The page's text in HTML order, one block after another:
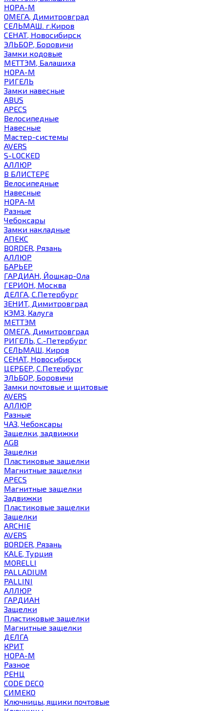
НОРА-М
ОМЕГА, Димитровград
СЕЛЬМАШ. г.Киров
СЕНАТ, Новосибирск
ЭЛЬБОР, Боровичи
Замки кодовые
МЕТТЭМ, Балашиха
НОРА-М
РИГЕЛЬ
Замки навесные
ABUS
APECS
Велосипедные
Навесные
Мастер-системы
AVERS
S-LOCKED
АЛЛЮР
В БЛИСТЕРЕ
Велосипедные
Навесные
НОРА-М
Разные
Чебоксары
Замки накладные
АПЕКС
BORDER, Рязань
АЛЛЮР
БАРЬЕР
ГАРДИАН, Йошкар-Ола
ГЕРИОН, Москва
ДЕЛГА, С.Петербург
ЗЕНИТ, Димитровград
КЭМЗ, Калуга
МЕТТЭМ
ОМЕГА, Димитровград
РИГЕЛЬ, С.-Петербург
СЕЛЬМАШ, Киров
СЕНАТ, Новосибирск
ЦЕРБЕР, С.Петербург
ЭЛЬБОР, Боровичи
Замки почтовые и щитовые
AVERS
АЛЛЮР
Разные
ЧАЗ, Чебоксары
Защелки, задвижки
AGB
Защелки
Пластиковые защелки
Магнитные защелки
APECS
Магнитные защелки
Задвижки
Пластиковые защелки
Защелки
ARCHIE
AVERS
BORDER, Рязань
KALE, Турция
MORELLI
PALLADIUM
PALLINI
АЛЛЮР
ГАРДИАН
Защелки
Пластиковые защелки
Магнитные защелки
ДЕЛГА
КРИТ
НОРА-М
Разное
РЕНЦ
СODE DECO
СИМЕКО
Ключницы, ящики почтовые